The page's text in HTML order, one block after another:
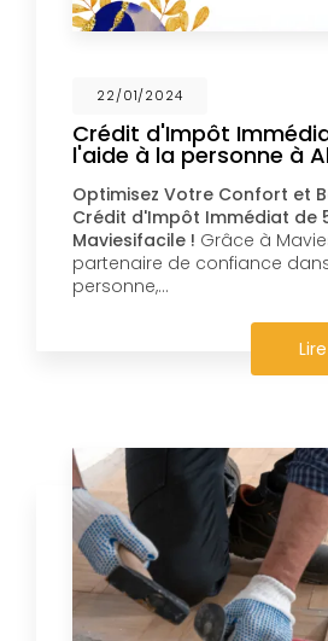
22/01/2024
Crédit d'Impôt
l'aide à la personne à
Optimisez Votre Confort et
Crédit d'Impôt Immédiat de
Maviesifacile ! Grâce à
partenaire de confiance
personne,…